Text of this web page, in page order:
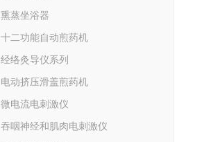
熏蒸坐浴器
十二功能自动煎药机
经络灸导仪系列
电动挤压滑盖煎药机
微电流电刺激仪
吞咽神经和肌肉电刺激仪